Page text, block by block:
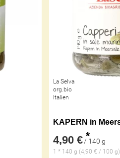
La Selva
org.bio
Italien
KAPERN in
4,90 € *
/ 140 g
1 * 140 g (4,90 € / 100 g)